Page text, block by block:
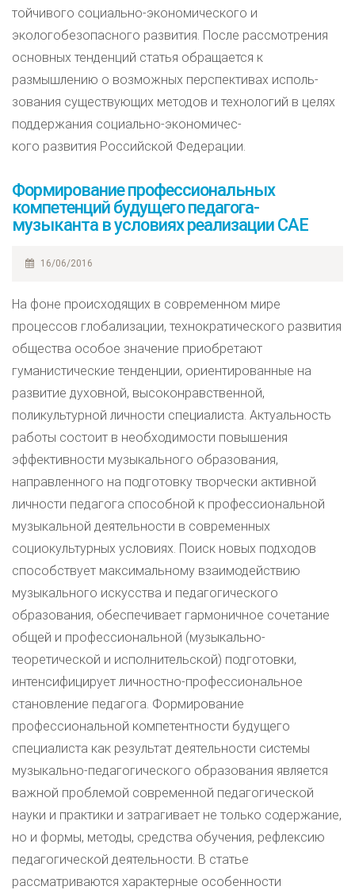
тойчивого социально-экономического и
экологобезопасного развития. После рассмотрения
основных тенденций статья обращается к
размышлению о возможных перспективах исполь-
зования существующих методов и технологий в целях
поддержания социально-экономичес-
кого развития Российской Федерации.
Формирование профессиональных
компетенций будущего педагога-
музыканта в условиях реализации САЕ
16/06/2016
На фоне происходящих в современном мире
процессов глобализации, технократического развития
общества особое значение приобретают
гуманистические тенденции, ориентированные на
развитие духовной, высоконравственной,
поликультурной личности специалиста. Актуальность
работы состоит в необходимости повышения
эффективности музыкального образования,
направленного на подготовку творчески активной
личности педагога способной к профессиональной
музыкальной деятельности в современных
социокультурных условиях. Поиск новых подходов
способствует максимальному взаимодействию
музыкального искусства и педагогического
образования, обеспечивает гармоничное сочетание
общей и профессиональной (музыкально-
теоретической и исполнительской) подготовки,
интенсифицирует личностно-профессиональное
становление педагога. Формирование
профессиональной компетентности будущего
специалиста как результат деятельности системы
музыкально-педагогического образования является
важной проблемой современной педагогической
науки и практики и затрагивает не только содержание,
но и формы, методы, средства обучения, рефлексию
педагогической деятельности. В статье
рассматриваются характерные особенности